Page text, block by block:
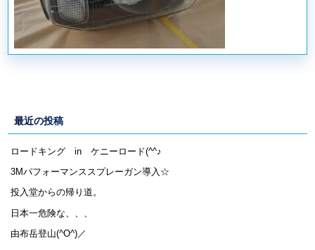
最近の投稿
ロードキング in ケニーロード(^^♪
3Mパフォーマンススプレーガン導入☆
投入堂からの帰り道。
日本一危険な、、、
由布岳登山(^O^)／